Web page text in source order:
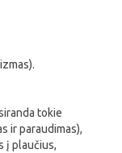
tokie
ir paraudimas),
į plaučius,